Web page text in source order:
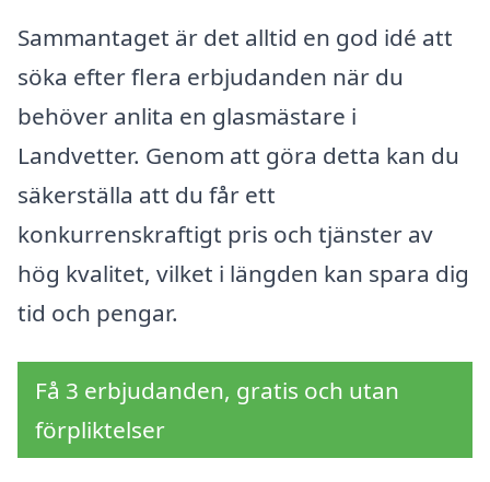
Sammantaget är det alltid en god idé att
söka efter flera erbjudanden när du
behöver anlita en glasmästare i
Landvetter. Genom att göra detta kan du
säkerställa att du får ett
konkurrenskraftigt pris och tjänster av
hög kvalitet, vilket i längden kan spara dig
tid och pengar.
Få 3 erbjudanden, gratis och utan
förpliktelser